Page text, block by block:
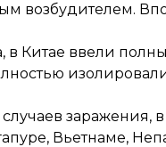
возбудителем.
в Китае ввели
заражения, в
, Вьетнаме,